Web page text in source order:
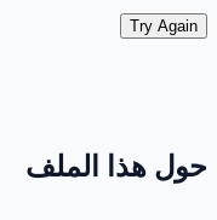
Try Again
حول هذا الملف